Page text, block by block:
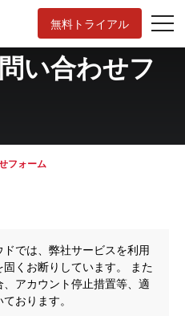
無料トライアル
い合わせフ
フォーム
では、弊社サービスを利用
くお断りしています。 また
アカウント停止措置等、適
おります。